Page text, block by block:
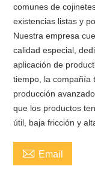
comunes de
existencias listas y
Nuestra empresa
calidad especial,
aplicación de
tiempo, la compañía
producción
que los productos
útil, baja fricción y
 Email